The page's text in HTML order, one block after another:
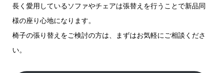
長く愛用しているソファやチェアは張替えを行うことで新品同
様の座り心地になります。
椅子の張り替えをご検討の方は、まずはお気軽にご相談くださ
い。